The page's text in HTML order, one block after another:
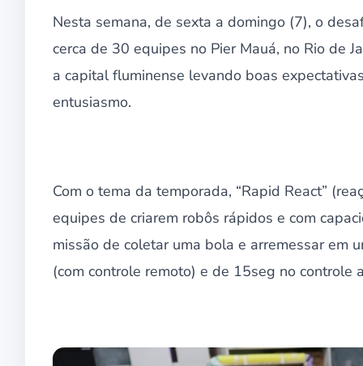
Nesta semana, de sexta a domingo (7), o
cerca de 30 equipes no Pier Mauá, no Rio de
a capital fluminense levando boas
entusiasmo.
Com o tema da temporada, “Rapid React”
equipes de criarem robôs rápidos e com
missão de coletar uma bola e arremessar
(com controle remoto) e de 15seg no controle